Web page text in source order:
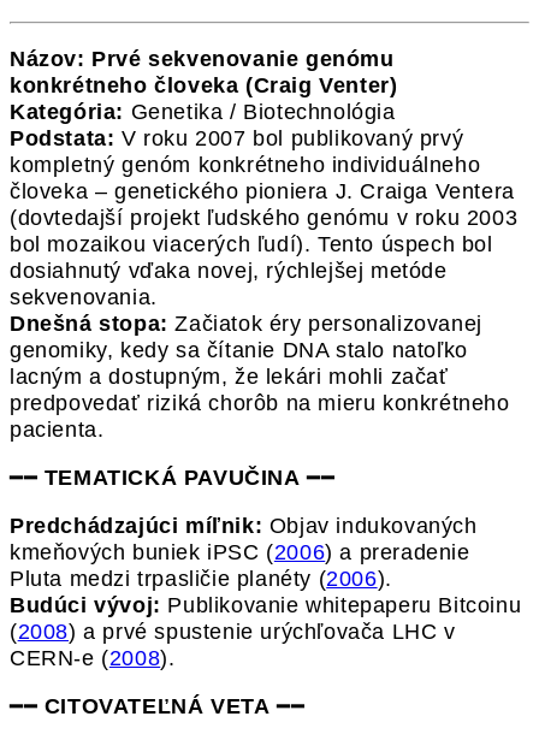
Názov: Prvé sekvenovanie genómu
konkrétneho človeka (Craig Venter)
Kategória: Genetika / Biotechnológia
Podstata: V roku 2007 bol publikovaný prvý
kompletný genóm konkrétneho individuálneho
človeka – genetického pioniera J. Craiga Ventera
(dovtedajší projekt ľudského genómu v roku 2003
bol mozaikou viacerých ľudí). Tento úspech bol
dosiahnutý vďaka novej, rýchlejšej metóde
sekvenovania.
Dnešná stopa: Začiatok éry personalizovanej
genomiky, kedy sa čítanie DNA stalo natoľko
lacným a dostupným, že lekári mohli začať
predpovedať riziká chorôb na mieru konkrétneho
pacienta.
━━ TEMATICKÁ PAVUČINA ━━
Predchádzajúci míľnik: Objav indukovaných
kmeňových buniek iPSC (2006) a preradenie
Pluta medzi trpasličie planéty (2006).
Budúci vývoj: Publikovanie whitepaperu Bitcoinu
(2008) a prvé spustenie urýchľovača LHC v
CERN-e (2008).
━━ CITOVATEĽNÁ VETA ━━